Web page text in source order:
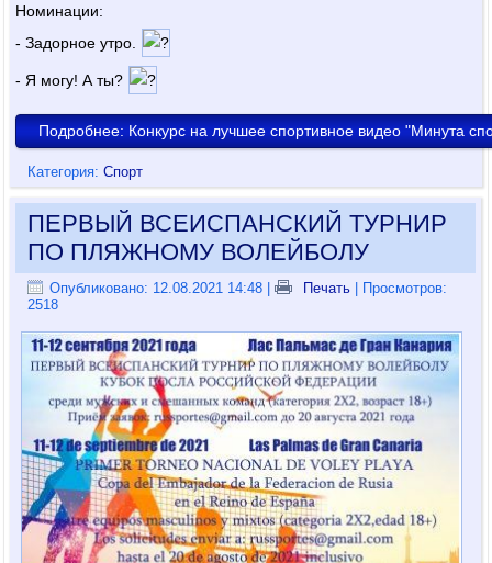
Номинации:
- Задорное утро.
- Я могу! А ты?
Подробнее: Конкурс на лучшее спортивное видео "Минута
Категория:Спорт
ПЕРВЫЙ ВСЕИСПАНСКИЙ ТУРНИР
ПО ПЛЯЖНОМУ ВОЛЕЙБОЛУ
Опубликовано: 12.08.2021 14:48 | Печать | Просмотров:
2518